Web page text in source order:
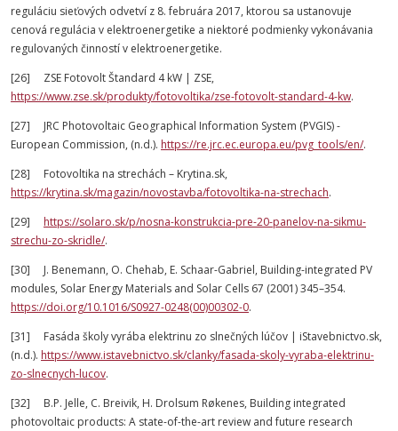
reguláciu sieťových odvetví z 8. februára 2017, ktorou sa ustanovuje
cenová regulácia v elektroenergetike a niektoré podmienky vykonávania
regulovaných činností v elektroenergetike.
[26] ZSE Fotovolt Štandard 4 kW | ZSE,
https://www.zse.sk/produkty/fotovoltika/zse-fotovolt-standard-4-kw.
[27] JRC Photovoltaic Geographical Information System (PVGIS) -
European Commission, (n.d.). https://re.jrc.ec.europa.eu/pvg_tools/en/.
[28] Fotovoltika na strechách – Krytina.sk,
https://krytina.sk/magazin/novostavba/fotovoltika-na-strechach.
[29] https://solaro.sk/p/nosna-konstrukcia-pre-20-panelov-na-sikmu-
strechu-zo-skridle/.
[30] J. Benemann, O. Chehab, E. Schaar-Gabriel, Building-integrated PV
modules, Solar Energy Materials and Solar Cells 67 (2001) 345–354.
https://doi.org/10.1016/S0927-0248(00)00302-0.
[31] Fasáda školy vyrába elektrinu zo slnečných lúčov | iStavebnictvo.sk,
(n.d.). https://www.istavebnictvo.sk/clanky/fasada-skoly-vyraba-elektrinu-
zo-slnecnych-lucov.
[32] B.P. Jelle, C. Breivik, H. Drolsum Røkenes, Building integrated
photovoltaic products: A state-of-the-art review and future research